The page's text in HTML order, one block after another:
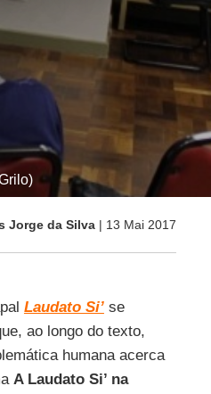
Jorge da Silva| 13 Mai 2017
Laudato Si’se
ao longo do texto,
humana acerca
A Laudato Si’ na